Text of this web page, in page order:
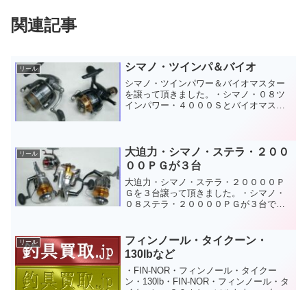
関連記事
リール シマノ・ツインパ＆バイオ
シマノ・ツインパワー＆バイオマスター
を譲って頂きました。・シマノ・０８ツ
インパワー・４０００Ｓとバイオマスタ
の人気は高いです。良い物...
リール
大迫力・シマノ・ステラ・２００
００ＰＧが３台
大迫力・シマノ・ステラ・２００００Ｐ
Ｇを３台譲って頂きました。・シマノ・
０８ステラ・２００００ＰＧが３台で
マノ・ＢＢＸテクニウムＭｇ・２５００
ＤＸＧ・ファイアブラッドを...
リール
フィンノール・タイクーン・
130lbなど
・FIN-NOR・フィンノール・タイクー
ン・130lb・FIN-NOR・フィンノール・タ